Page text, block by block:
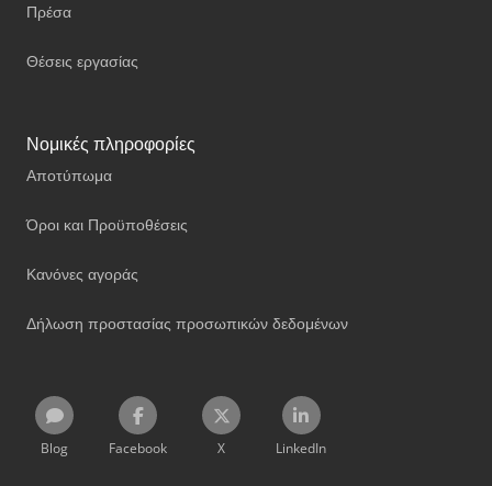
Πρέσα
Θέσεις εργασίας
Νομικές πληροφορίες
Αποτύπωμα
Όροι και Προϋποθέσεις
Κανόνες αγοράς
Δήλωση προστασίας προσωπικών δεδομένων
Blog Facebook X LinkedIn